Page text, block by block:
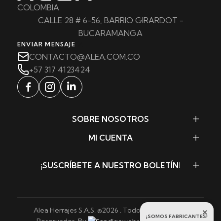
COLOMBIA
CALLE 28 # 6-56, BARRIO GIRARDOT -
BUCARAMANGA
ENVIAR MENSAJE
CONTACTO@ALEA.COM.CO
+57 317 4123424
SOBRE NOSOTROS
MI CUENTA
¡SUSCRÍBETE A NUESTRO BOLETÍN!
Alea Herrajes S.A.S. ©2026 . Todos los Derechos
×
¡SOMOS FABRICANTES!